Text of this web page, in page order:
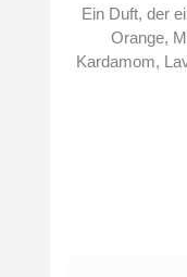
Ein Duft, der
Orange,
Kardamom, Lavendel, Minze Herznote: Kümmel, Neroli, Zimt Basisnote: Amber, Sandelholz,